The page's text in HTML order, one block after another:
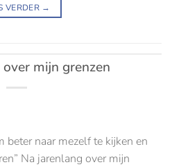
VERDER →
mijn grenzen
beter naar mezelf te kijken en
Na jarenlang over mijn